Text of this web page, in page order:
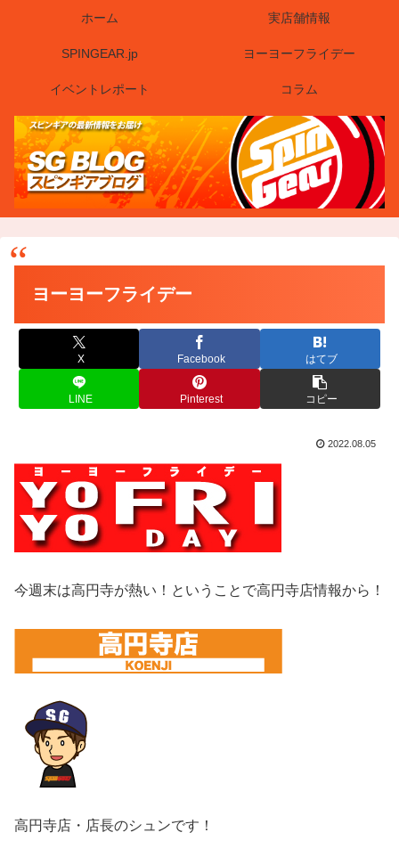
ホーム 実店舗情報
SPINGEAR.jp ヨーヨーフライデー
イベントレポート コラム
ヨーヨーフライデー
X Facebook はてブ
LINE Pinterest コピー
2022.08.05
今週末は高円寺が熱い！ということで高円寺店情報から！
高円寺店・店長のシュンです！